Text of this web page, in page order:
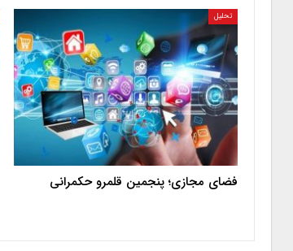
تحلیل
فضای مجازی؛ پنجمین قلمرو حکمرانی